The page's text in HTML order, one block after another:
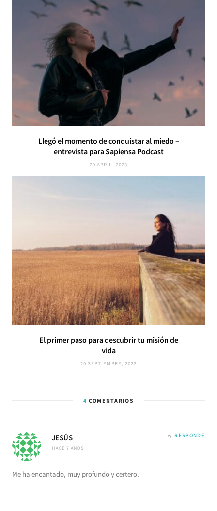
Llegó el momento de conquistar al miedo –
entrevista para Sapiensa Podcast
29 ABRIL, 2023
El primer paso para descubrir tu misión de
vida
20 SEPTIEMBRE, 2022
4 COMENTARIOS
JESÚS
HACE 7 AÑOS
RESPONDE
Me ha encantado, muy profundo y certero.